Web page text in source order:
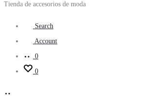
Tienda de accesorios de moda
Search
Account
0
0